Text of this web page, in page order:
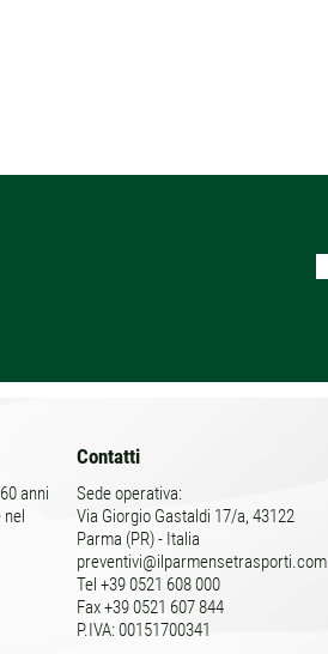
anni
Contatti
Sede operativa:
Via Giorgio Gastaldi 17/a, 43122
Parma (PR) - Italia
preventivi@ilparmensetrasporti.com
Tel +39 0521 608 000
Fax +39 0521 607 844
P.IVA:00151700341